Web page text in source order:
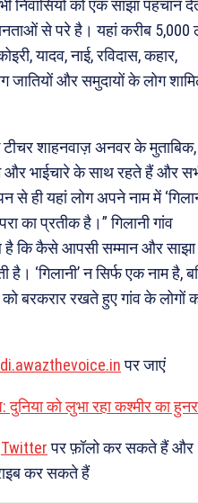
को एक साझा पहचान
से परे है। यहां करीब 5,000
यादव, नाई, रविदास, कहार,
और समुदायों के लोग
टीचर शाहनवाज़ अनवर के मुताबिक,
और भाईचारे के साथ रहते हैं और
ही यहां लोग अपने नाम में
का प्रतीक है।” गिलानी गांव
है कि कैसे आपसी सम्मान और साझा
‘गिलानी’ न सिर्फ एक नाम है,
बरकरार रखते हुए गांव के लोगों
पर जाएं
दुनिया को लुभा रहा कश्मीर का हुनर
Twitterपर फ़ॉलो कर सकते हैं और
कर सकते हैं